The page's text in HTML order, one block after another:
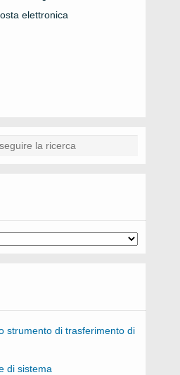
elettronica
strumento di trasferimento di
di sistema